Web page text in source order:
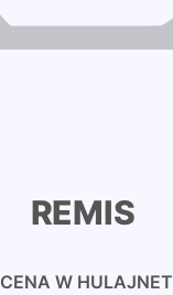
REMIS
CENA W HULAJNET